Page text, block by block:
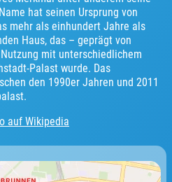
hat seinen Ursprung von
mehr als einhundert Jahre als
Haus, das – geprägt von
mit unterschiedlichem
Palast wurde. Das
den 1990er Jahren und 2011
auf Wikipedia